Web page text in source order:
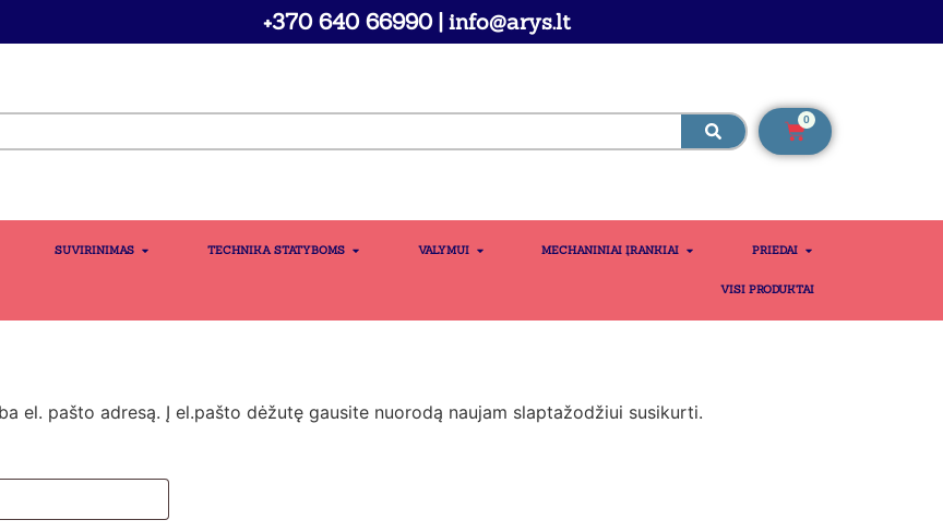
+370 640 66990 | info@arys.lt
0
SUVIRINIMAS TECHNIKA STATYBOMS VALYMUI MECHANINIAI ĮRANKIAI PRIEDAI
VISI PRODUKTAI
el. pašto adresą. Į el.pašto dėžutę gausite nuorodą naujam slaptažodžiui susikurti.